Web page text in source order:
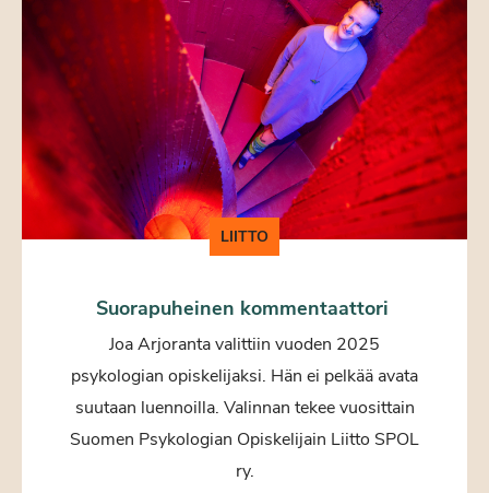
LIITTO
Suorapuheinen kommentaattori
Joa Arjoranta valittiin vuoden 2025
psykologian opiskelijaksi. Hän ei pelkää avata
suutaan luennoilla. Valinnan tekee vuosittain
Suomen Psykologian Opiskelijain Liitto SPOL
ry.